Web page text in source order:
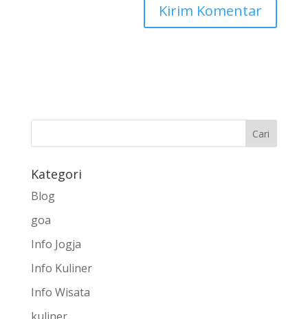
Kategori
Blog
goa
Info Jogja
Info Kuliner
Info Wisata